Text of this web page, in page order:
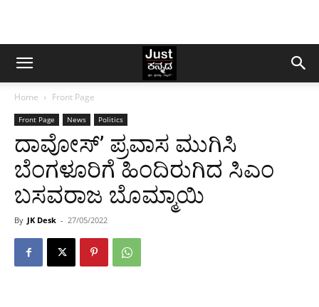
Home Front Page
Front Page News Politics
ದಾವೋಸ್’ ಪ್ರವಾಸ ಮುಗಿಸಿ
ಬೆಂಗಳೂರಿಗೆ ಹಿಂದಿರುಗಿದ ಸಿಎಂ
ಬಸವರಾಜ ಬೊಮ್ಮಾಯಿ
By JK Desk - 27/05/2022